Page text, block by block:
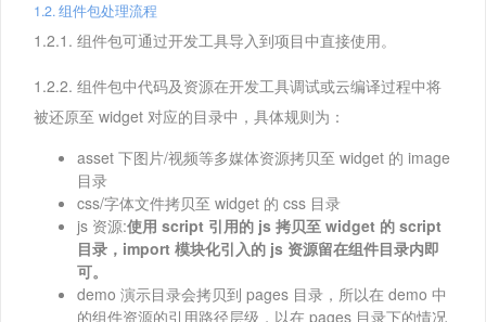
1.2. 组件包处理流程
1.2.1. 组件包可通过开发工具导入到项目中直接使用。
1.2.2. 组件包中代码及资源在开发工具调试或云编译过程中将
被还原至 widget 对应的目录中，具体规则为：
asset 下图片/视频等多媒体资源拷贝至 widget 的 image
目录
css/字体文件拷贝至 widget 的 css 目录
js 资源:使用 script 引用的 js 拷贝至 widget 的 script
目录，import 模块化引入的 js 资源留在组件目录内即
可。
demo 演示目录会拷贝到 pages 目录，所以在 demo 中
的组件资源的引用路径层级，以在 pages 目录下的情况